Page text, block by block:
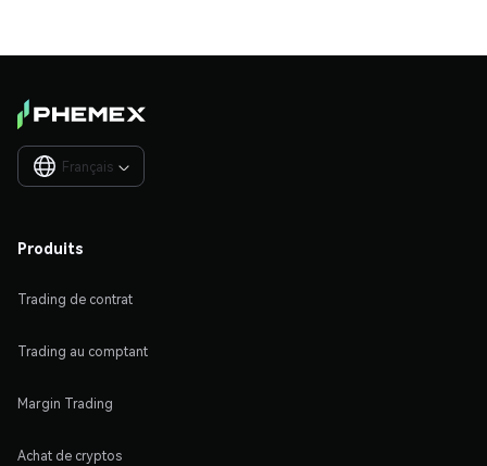
Français 
Produits
Trading de contrat
Trading au comptant
Margin Trading
Achat de cryptos